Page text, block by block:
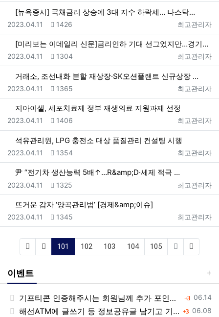
[뉴욕증시] 국채금리 상승에 3대 지수 하락세… 나스닥…
등록자
최고관리자
등록일
2023.04.11 조회
1426
[미리보는 이데일리 신문]금리인하 기대 선그었지만…경기…
등록자
최고관리자
등록일
2023.04.11 조회
1304
거래소, 조선내화 분할 재상장·SK오션플랜트 신규상장 …
등록자
최고관리자
등록일
2023.04.11 조회
1365
지아이셀, 세포치료제 정부 재생의료 지원과제 선정
등록자
최고관리자
등록일
2023.04.11 조회
1406
석유관리원, LPG 충전소 대상 품질관리 컨설팅 시행
등록자
최고관리자
등록일
2023.04.11 조회
1354
尹 “전기차 생산능력 5배↑…R&amp;D·세제 적극 …
등록자
최고관리자
등록일
2023.04.11 조회
1325
뜨거운 감자 ‘양곡관리법’ [경제&amp;이슈]
등록자
최고관리자
등록일
2023.04.11 조회
1345
101 (current)
102 103 104 105
이벤트
등록일
06.14
기프티콘 인증해주시는 회원님께 추가 포인트 쏩니다!! 3댓글
등록일
06.08
해선ATM에 글쓰기 등 정보공유글 남기고 기프티콘 받자! 3댓글